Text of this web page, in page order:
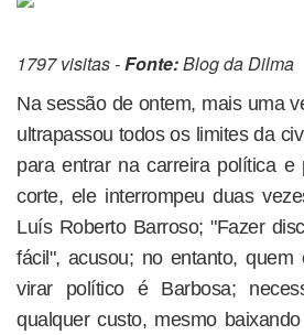
1797 visitas -Fonte:Blog da Dilma
Na sessão de ontem, mais uma
ultrapassou todos os limites da
para entrar na carreira política e
corte, ele interrompeu duas
Luís Roberto Barroso; "Fazer
fácil", acusou; no entanto,
virar político é Barbosa;
qualquer custo, mesmo